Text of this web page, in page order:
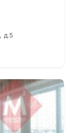
д.5